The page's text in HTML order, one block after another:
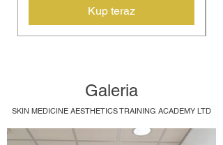
Kup teraz
Galeria
SKIN MEDICINE AESTHETICS TRAINING ACADEMY LTD